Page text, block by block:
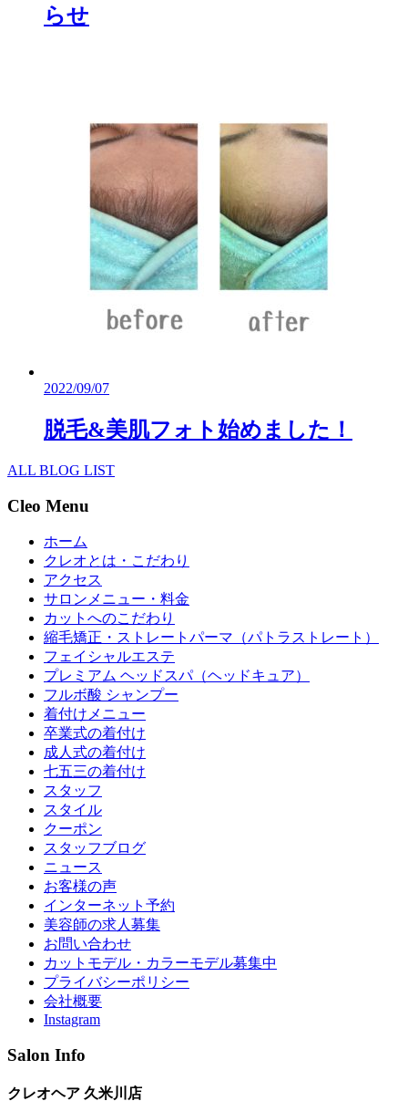
らせ
2022/09/07
脱毛&美肌フォト始めました！
ALL BLOG LIST
Cleo Menu
ホーム
クレオとは・こだわり
アクセス
サロンメニュー・料金
カットへのこだわり
縮毛矯正・ストレートパーマ（パトラストレート）
フェイシャルエステ
プレミアム ヘッドスパ（ヘッドキュア）
フルボ酸 シャンプー
着付けメニュー
卒業式の着付け
成人式の着付け
七五三の着付け
スタッフ
スタイル
クーポン
スタッフブログ
ニュース
お客様の声
インターネット予約
美容師の求人募集
お問い合わせ
カットモデル・カラーモデル募集中
プライバシーポリシー
会社概要
Instagram
Salon Info
クレオヘア 久米川店